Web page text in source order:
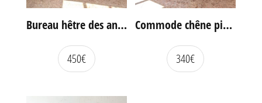
Bureau hêtre des années 60
450€
Commode chêne pieds compas vintage
340€